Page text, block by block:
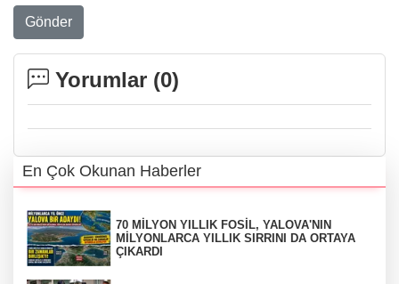
Gönder
Yorumlar (0)
En Çok Okunan Haberler
70 MİLYON YILLIK FOSİL, YALOVA'NIN
MİLYONLARCA YILLIK SIRRINI DA ORTAYA
ÇIKARDI